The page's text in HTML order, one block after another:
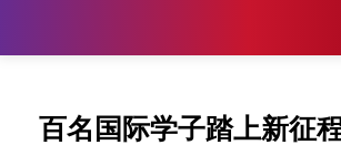
百名国际学子踏上新征